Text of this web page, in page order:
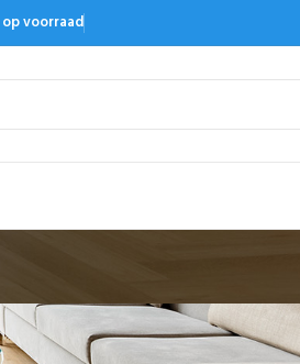
op voorraad